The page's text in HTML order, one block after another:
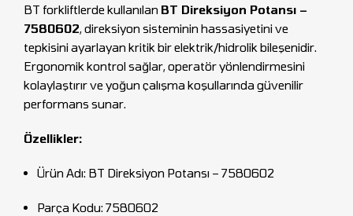
BT forkliftlerde kullanılan BT Direksiyon Potansı –
7580602, direksiyon sisteminin hassasiyetini ve
tepkisini ayarlayan kritik bir elektrik/hidrolik bileşenidir.
Ergonomik kontrol sağlar, operatör yönlendirmesini
kolaylaştırır ve yoğun çalışma koşullarında güvenilir
performans sunar.
Özellikler:
Ürün Adı: BT Direksiyon Potansı – 7580602
Parça Kodu: 7580602